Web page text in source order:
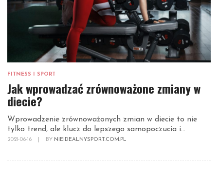
FITNESS I SPORT
Jak wprowadzać zrównoważone zmiany w
diecie?
Wprowadzenie zrównoważonych zmian w diecie to nie
tylko trend, ale klucz do lepszego samopoczucia i...
2021-06-16 BY NIEIDEALNYSPORT.COM.PL